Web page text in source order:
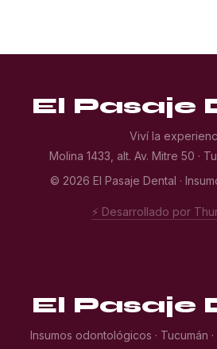
El Pasaje
Viví la
Molina 1433, alt. Av. Mitre 50 ·
© 2026 El Pasaje Dental ·
⚡ Desarrollado por
El Pasaje
Insumos odontológicos · Tucumán